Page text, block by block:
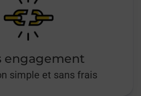
engagement
simple et sans frais